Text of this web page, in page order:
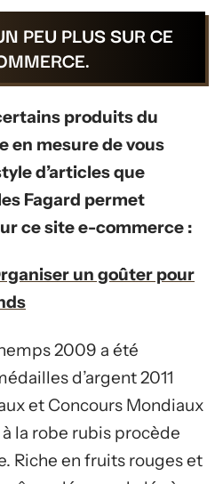
PEU PLUS SUR CE
produits du
en mesure de vous
d’articles que
Fagard permet
ce site e-commerce :
un goûter pour
2009 a été
d’argent 2011
et Concours Mondiaux
la robe rubis procède
Riche en fruits rouges et